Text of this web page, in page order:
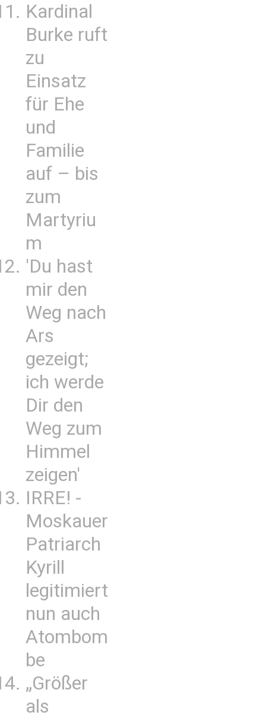
Kardinal
Burke ruft
zu
Einsatz
für Ehe
und
Familie
auf – bis
zum
Martyriu
m
'Du hast
mir den
Weg nach
Ars
gezeigt;
ich werde
Dir den
Weg zum
Himmel
zeigen'
IRRE! -
Moskauer
Patriarch
Kyrill
legitimiert
nun auch
Atombom
be
„Größer
als